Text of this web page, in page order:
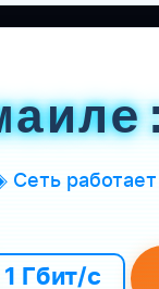
Сеть
1 Гбит/с